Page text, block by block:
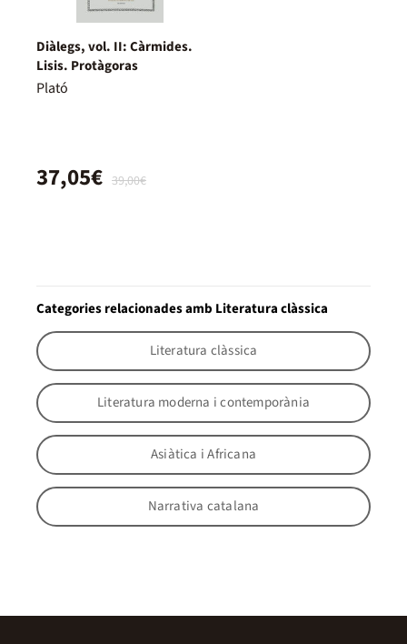
Diàlegs, vol. II: Càrmides.
Lisis. Protàgoras
Plató
39,00€
37,05€
Categories relacionades amb Literatura clàssica
Literatura clàssica
Literatura moderna i contemporània
Asiàtica i Africana
Narrativa catalana